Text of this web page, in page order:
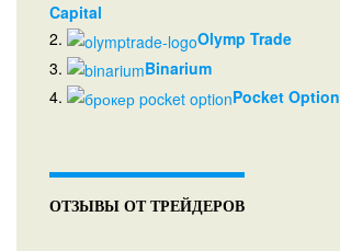
Capital
2.
Olymp Trade
3.
Binarium
4.
Pocket Option
ОТЗЫВЫ ОТ ТРЕЙДЕРОВ